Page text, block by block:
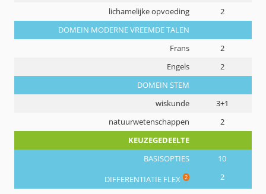
lichamelijke opvoeding
2
DOMEIN MODERNE VREEMDE TALEN
Frans
2
Engels
2
DOMEIN STEM
wiskunde
3+1
natuurwetenschappen
2
KEUZEGEDEELTE
BASISOPTIES
10
DIFFERENTIATIE FLEX 2 2